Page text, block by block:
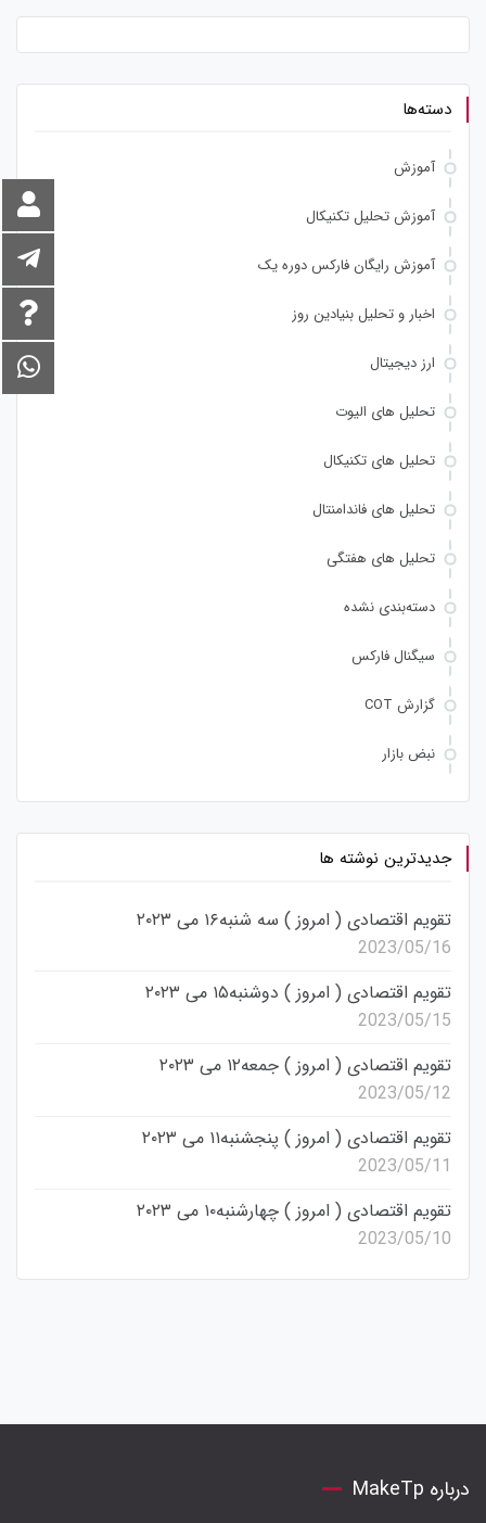
دسته‌ها
آموزش
آموزش تحلیل تکنیکال
آموزش رایگان فارکس دوره یک
اخبار و تحلیل بنیادین روز
ارز دیجیتال
تحلیل های الیوت
تحلیل های تکنیکال
تحلیل های فاندامنتال
تحلیل های هفتگی
دسته‌بندی نشده
سیگنال فارکس
گزارش COT
نبض بازار
جدیدترین نوشته ها
تقویم اقتصادی ( امروز ) سه شنبه۱۶ می ۲۰۲۳
2023/05/16
تقویم اقتصادی ( امروز ) دوشنبه۱۵ می ۲۰۲۳
2023/05/15
تقویم اقتصادی ( امروز ) جمعه۱۲ می ۲۰۲۳
2023/05/12
تقویم اقتصادی ( امروز ) پنجشنبه۱۱ می ۲۰۲۳
2023/05/11
تقویم اقتصادی ( امروز ) چهارشنبه۱۰ می ۲۰۲۳
2023/05/10
درباره MakeTp